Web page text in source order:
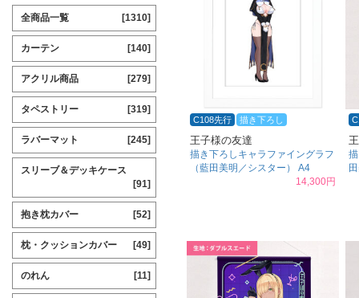
C108先行 描き下ろし
王子様の友達
描き下ろしキャラファイングラフ
（藍田美明／シスター） A4
14,300円
全商品一覧 [1310]
カーテン [140]
アクリル商品 [279]
タペストリー [319]
ラバーマット [245]
スリーブ＆デッキケース
[91]
抱き枕カバー [52]
枕・クッションカバー [49]
のれん [11]